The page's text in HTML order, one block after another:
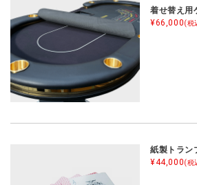
着せ替え用
¥66,000(税
紙製トラン
¥44,000(税